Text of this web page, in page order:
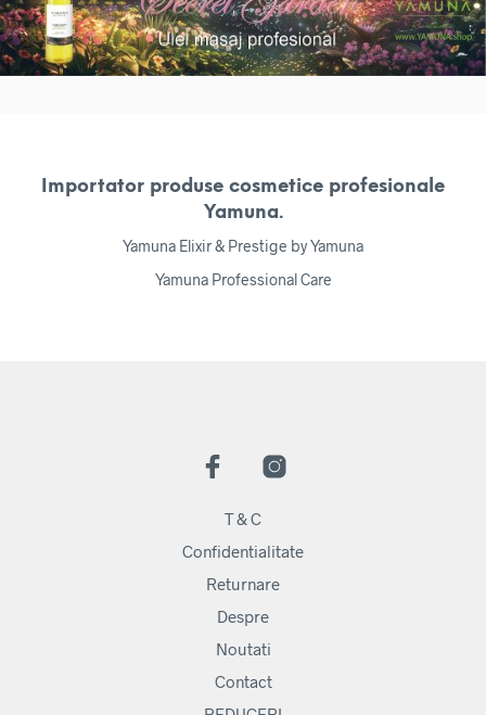
Importator produse cosmetice profesionale
Yamuna.
Yamuna Elixir & Prestige by Yamuna
Yamuna Professional Care
T & C
Confidentialitate
Returnare
Despre
Noutati
Contact